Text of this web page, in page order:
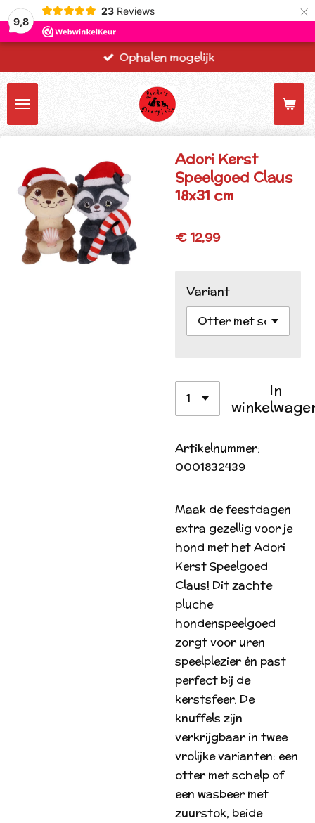
9,8
23 Reviews ×
Ophalen mogelijk
Adori Kerst
Speelgoed Claus
18x31 cm
€ 12,99
Variant
In
Artikelnummer:
0001832439
Maak de feestdagen
extra gezellig voor je
hond met het Adori
Kerst Speelgoed
Claus! Dit zachte
pluche
hondenspeelgoed
zorgt voor uren
speelplezier én past
perfect bij de
kerstsfeer. De
knuffels zijn
verkrijgbaar in twee
vrolijke varianten: een
otter met schelp of
een wasbeer met
zuurstok, beide